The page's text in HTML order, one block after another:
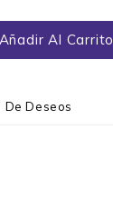
Añadir Al Carrito
De Deseos